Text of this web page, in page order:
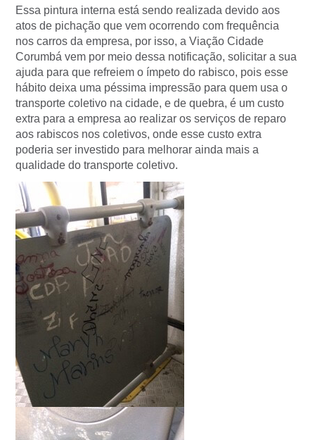
Essa pintura interna está sendo realizada devido aos
atos de pichação que vem ocorrendo com frequência
nos carros da empresa, por isso, a Viação Cidade
Corumbá vem por meio dessa notificação, solicitar a sua
ajuda para que refreiem o ímpeto do rabisco, pois esse
hábito deixa uma péssima impressão para quem usa o
transporte coletivo na cidade, e de quebra, é um custo
extra para a empresa ao realizar os serviços de reparo
aos rabiscos nos coletivos, onde esse custo extra
poderia ser investido para melhorar ainda mais a
qualidade do transporte coletivo.